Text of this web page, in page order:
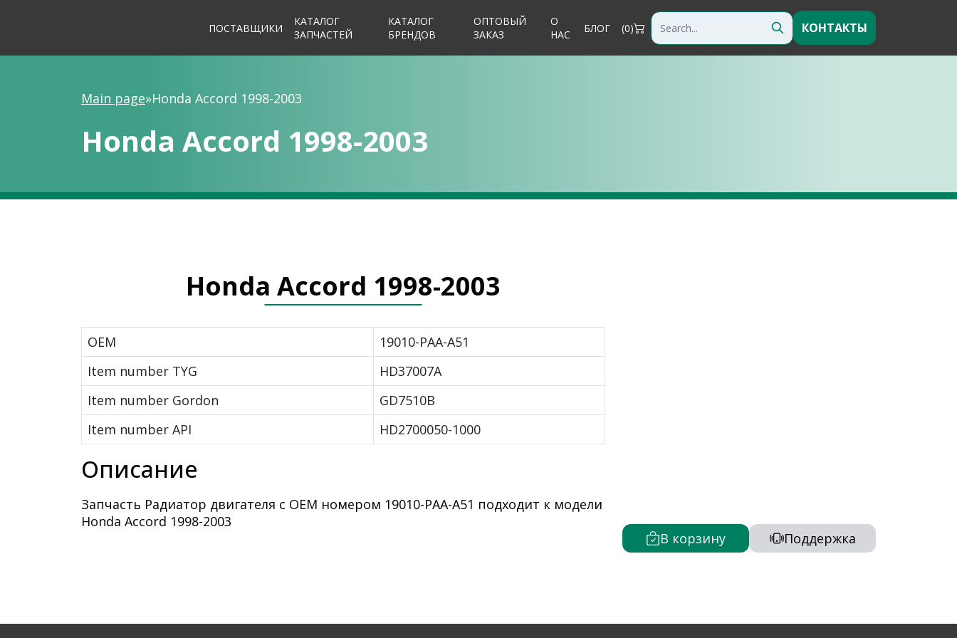
ПОСТАВЩИКИ
КАТАЛОГ
ЗАПЧАСТЕЙ
КАТАЛОГ
БРЕНДОВ
ОПТОВЫЙ
ЗАКАЗ
О
НАС
БЛОГ (0) КОНТАКТЫ
Main page»Honda Accord 1998-2003
Honda Accord 1998-2003
В корзину Поддержка
Honda Accord 1998-2003
OEM
19010-PAA-A51
Item number TYG
HD37007A
Item number Gordon
GD7510B
Item number API
HD2700050-1000
Описание
Запчасть Радиатор двигателя с OEM номером 19010-PAA-A51 подходит к модели
Honda Accord 1998-2003